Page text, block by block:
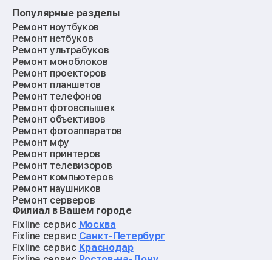
Популярные разделы
Ремонт ноутбуков
Ремонт нетбуков
Ремонт ультрабуков
Ремонт моноблоков
Ремонт проекторов
Ремонт планшетов
Ремонт телефонов
Ремонт фотовспышек
Ремонт объективов
Ремонт фотоаппаратов
Ремонт мфу
Ремонт принтеров
Ремонт телевизоров
Ремонт компьютеров
Ремонт наушников
Ремонт серверов
Ремонт мониторов
Ремонт квадрокоптеров
Ремонт электросамокатов
Ремонт материнских плат
Филиал в Вашем городе
Fixline сервис Москва
Fixline сервис Санкт-Петербург
Fixline сервис Краснодар